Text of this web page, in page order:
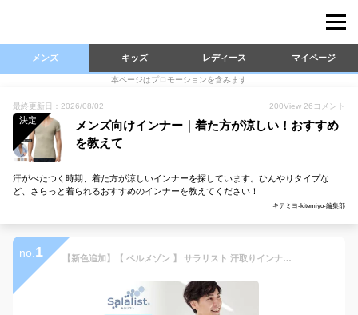
メンズ キッズ レディース マイページ
本ページはプロモーションを含みます
最終更新日：2026/08/02 200View 26 コメント
決定
メンズ向けインナー｜着た方が涼しい！おすすめ
を教えて
汗がべたつく時期、着た方が涼しいインナーを探しています。ひんやりタイプな
ど、さらっと着られるおすすめのインナーを教えてください！
キテミヨ-kitemiyo-編集部
no. 1 【新色追加】【 ベルメゾン 】 サラリスト 汗取りインナー 綿混 Vネック 半袖 大汗さん ◆ S M L LL 3L ◆◇ メンズ 男性 インナー メンズインナー インナーシャツ 肌着 脇汗 背中汗 半袖 Vネック 綿混 汗取り 接触冷感 速乾 防臭 汗じみ防止 ◇